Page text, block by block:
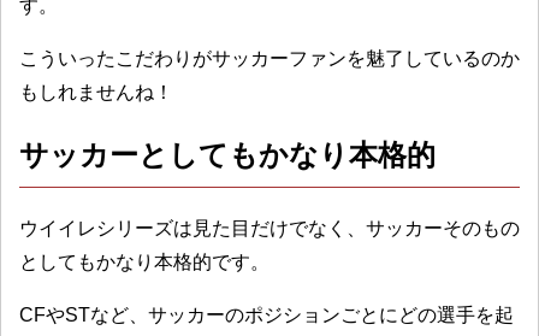
す。
こういったこだわりがサッカーファンを魅了しているのか
もしれませんね！
サッカーとしてもかなり本格的
ウイイレシリーズは見た目だけでなく、サッカーそのもの
としてもかなり本格的です。
CFやSTなど、サッカーのポジションごとにどの選手を起